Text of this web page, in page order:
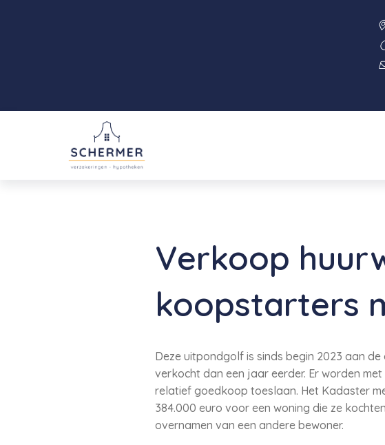
Verkoop
koopstarters
Deze uitpondgolf is sinds begin 2023 aan
verkocht dan een jaar eerder. Er worden
relatief goedkoop toeslaan. Het Kadaster
384.000 euro voor een woning die ze
overnamen van een andere bewoner.